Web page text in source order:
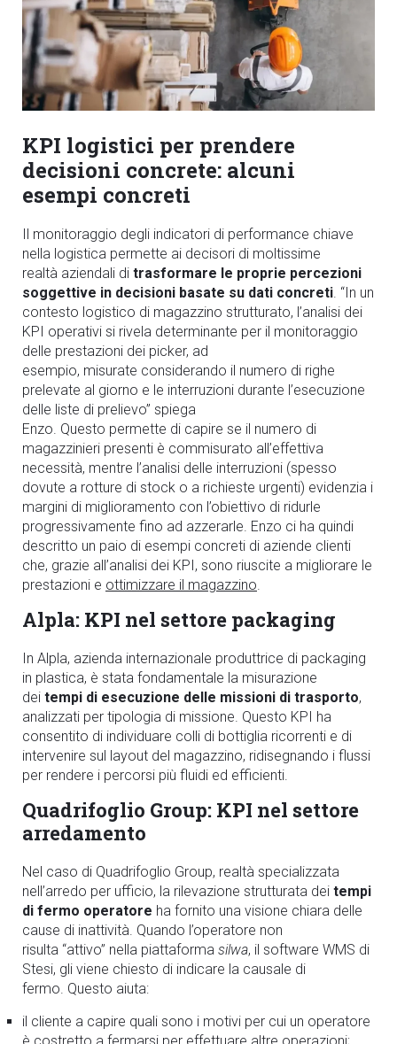
KPI logistici per prendere
decisioni concrete: alcuni
esempi concreti
Il monitoraggio degli indicatori di performance chiave
nella logistica permette ai decisori di moltissime
realtà aziendali di trasformare le proprie percezioni
soggettive in decisioni basate su dati concreti. “In un
contesto logistico di magazzino strutturato, l’analisi dei
KPI operativi si rivela determinante per il monitoraggio
delle prestazioni dei picker, ad
esempio, misurate considerando il numero di righe
prelevate al giorno e le interruzioni durante l’esecuzione
delle liste di prelievo” spiega
Enzo. Questo permette di capire se il numero di
magazzinieri presenti è commisurato all’effettiva
necessità, mentre l’analisi delle interruzioni (spesso
dovute a rotture di stock o a richieste urgenti) evidenzia i
margini di miglioramento con l’obiettivo di ridurle
progressivamente fino ad azzerarle. Enzo ci ha quindi
descritto un paio di esempi concreti di aziende clienti
che, grazie all’analisi dei KPI, sono riuscite a migliorare le
prestazioni e ottimizzare il magazzino.
Alpla: KPI nel settore packaging
In Alpla, azienda internazionale produttrice di packaging
in plastica, è stata fondamentale la misurazione
dei tempi di esecuzione delle missioni di trasporto,
analizzati per tipologia di missione. Questo KPI ha
consentito di individuare colli di bottiglia ricorrenti e di
intervenire sul layout del magazzino, ridisegnando i flussi
per rendere i percorsi più fluidi ed efficienti.
Quadrifoglio Group: KPI nel settore
arredamento
Nel caso di Quadrifoglio Group, realtà specializzata
nell’arredo per ufficio, la rilevazione strutturata dei tempi
di fermo operatore ha fornito una visione chiara delle
cause di inattività. Quando l’operatore non
risulta “attivo” nella piattaforma silwa, il software WMS di
Stesi, gli viene chiesto di indicare la causale di
fermo. Questo aiuta:
il cliente a capire quali sono i motivi per cui un operatore